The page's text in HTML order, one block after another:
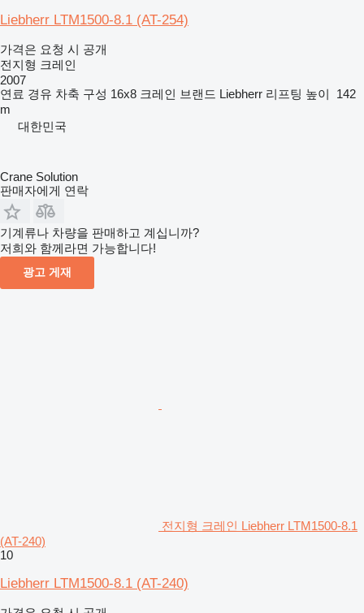
Liebherr LTM1500-8.1 (AT-254)
가격은 요청 시 공개
전지형 크레인
2007
연료 경유 차축 구성 16x8 크레인 브랜드 Liebherr 리프팅 높이
142
m
대한민국
Crane Solution
판매자에게 연락
기계류나 차량을 판매하고 계십니까?
저희와 함께라면 가능합니다!
광고 게재
전지형 크레인 Liebherr LTM1500-8.1
(AT-240)
10
Liebherr LTM1500-8.1 (AT-240)